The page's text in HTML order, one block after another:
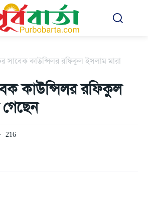
সাবেক কাউন্সিলর রফিকুল ইসলাম মারা
কাউন্সিলর রফিকুল
216